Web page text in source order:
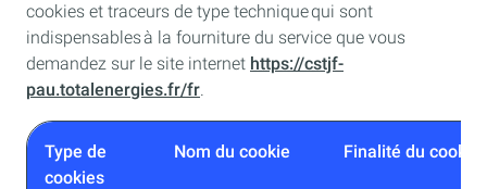
cookies et traceurs de type technique qui sont
indispensables à la fourniture du service que vous
demandez sur le site internet https://cstjf-
pau.totalenergies.fr/fr.
Type de
cookies
Nom du cookie Finalité du cookie